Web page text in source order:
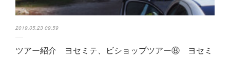
2019.05.23 09:59
ツアー紹介 ヨセミテ、ビショップツアー⑧ ヨセミ